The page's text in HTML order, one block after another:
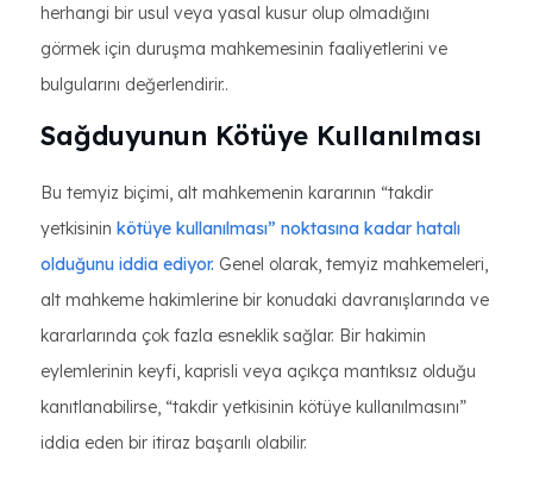
herhangi bir usul veya yasal kusur olup olmadığını
görmek için duruşma mahkemesinin faaliyetlerini ve
bulgularını değerlendirir..
Sağduyunun Kötüye Kullanılması
Bu temyiz biçimi, alt mahkemenin kararının “takdir
yetkisinin kötüye kullanılması” noktasına kadar hatalı
olduğunu iddia ediyor. Genel olarak, temyiz mahkemeleri,
alt mahkeme hakimlerine bir konudaki davranışlarında ve
kararlarında çok fazla esneklik sağlar. Bir hakimin
eylemlerinin keyfi, kaprisli veya açıkça mantıksız olduğu
kanıtlanabilirse, “takdir yetkisinin kötüye kullanılmasını”
iddia eden bir itiraz başarılı olabilir.